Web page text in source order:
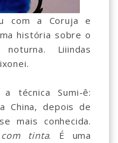
com a Coruja e
história sobre o
Liiindas
técnica Sumi-ê:
China, depois de
mais conhecida.
tinta. É uma